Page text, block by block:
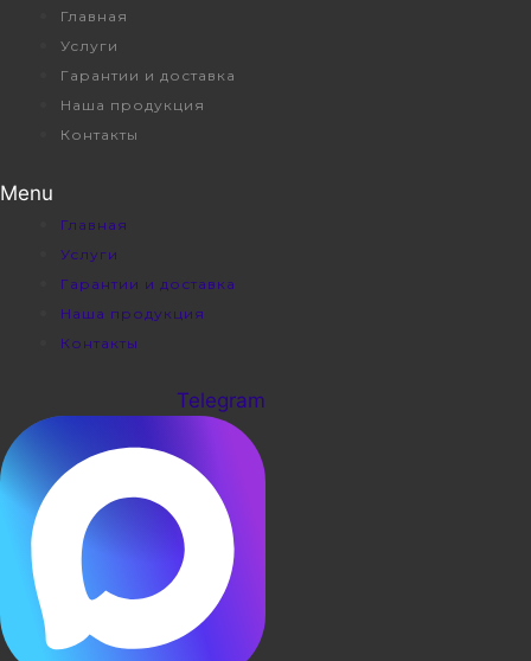
Перейти
содержимому
Главная
Услуги
Гарантии и доставка
Наша продукция
Контакты
Menu
Главная
Услуги
Гарантии и доставка
Наша продукция
Контакты
Telegram